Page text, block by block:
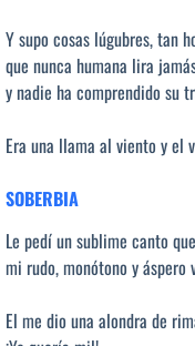
Y supo cosas lúgubres, tan
que nunca humana lira
y nadie ha comprendido su
Era una llama al viento y el
SOBERBIA
Le pedí un sublime canto
mi rudo, monótono y áspero
El me dio una alondra de